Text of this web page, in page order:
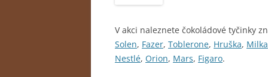
V akci naleznete čokoládové tyčinky
Solen, Fazer, Toblerone, Hruška, Milka
Nestlé, Orion, Mars, Figaro.